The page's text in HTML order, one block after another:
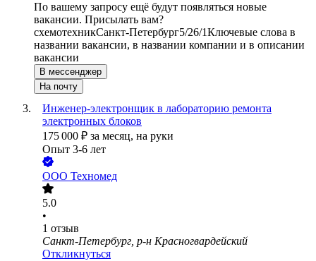
По вашему запросу ещё будут появляться новые
вакансии. Присылать вам?
схемотехникСанкт-Петербург5/26/1Ключевые слова в
названии вакансии, в названии компании и в описании
вакансии
В мессенджер
На почту
Инженер-электронщик в лабораторию ремонта
электронных блоков
175 000 ₽ за месяц, на руки
Опыт 3-6 лет
ООО Техномед
5.0
•
1 отзыв
Санкт-Петербург, р-н Красногвардейский
Откликнуться